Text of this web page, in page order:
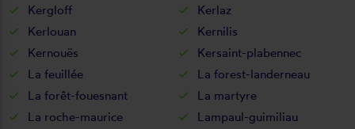
Kergloff
Kerlaz
Kerlouan
Kernilis
Kernouës
Kersaint-plabennec
La feuillée
La forest-landerneau
La forêt-fouesnant
La martyre
La roche-maurice
Lampaul-guimiliau